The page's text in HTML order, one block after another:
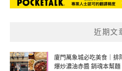
近期文
廈門萬象城必吃美食｜排
爆炒濃油赤醬 銷魂本幫麵